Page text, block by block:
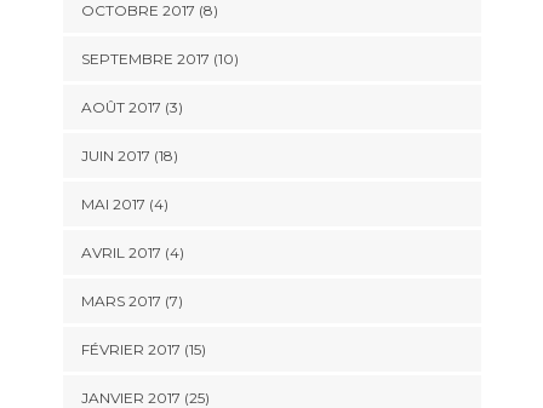
OCTOBRE 2017 (8)
SEPTEMBRE 2017 (10)
AOÛT 2017 (3)
JUIN 2017 (18)
MAI 2017 (4)
AVRIL 2017 (4)
MARS 2017 (7)
FÉVRIER 2017 (15)
JANVIER 2017 (25)